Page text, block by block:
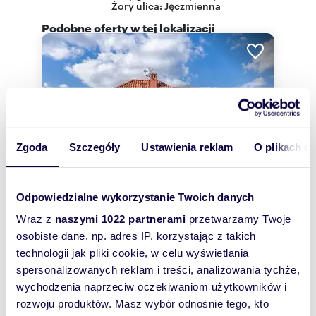
Zgoda Szczegóły Ustawienia reklam O plikach
Odpowiedzialne wykorzystanie Twoich danych
Wraz z naszymi 1022 partnerami przetwarzamy Twoje
osobiste dane, np. adres IP, korzystając z takich
technologii jak pliki cookie, w celu wyświetlania
spersonalizowanych reklam i treści, analizowania tychże,
wychodzenia naprzeciw oczekiwaniom użytkowników i
rozwoju produktów. Masz wybór odnośnie tego, kto
Żory ulica: Jęczmienna
Podobne oferty w tej lokalizacji
322m 0,1140ha 5 4 006zł/m 2
Nowoczesny dom 5 pokoi z prywatną
drogą zapraszam
1 290 000 zł